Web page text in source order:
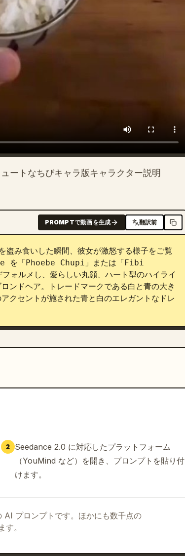
ートなちびキャラ版キャラクター説明
PROMPTで動画を生成 翻訳前
み食いした瞬間、彼女が激怒する様子をご覧
を「Phoebe Chupi」または「Fibi
ォルメし、愛らしい丸顔、ハート型のハイライ
ンドヘア。トレードマークである白と青の大き
クセントが施された青と白のエレガントなドレ
2 Seedance 2.0 に対応したプラットフォーム
（YouMind など）を開き、プロンプトを貼り付
けます。
プロンプトです。ほかにも数千点の
。